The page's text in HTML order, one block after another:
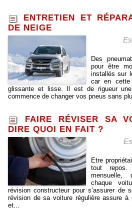
ENTRETIEN ET
DE NEIGE
Des
pour être
installés sur
car en cette
glissante et lisse. Il est de rigueur
commence de changer vos pneus sans
FAIRE RÉVISER SA
DIRE QUOI EN FAIT ?
Etre
tout repos.
mensuelle,
chaque
révision constructeur pour s’assurer de
révision de sa voiture régulière assure à
et...